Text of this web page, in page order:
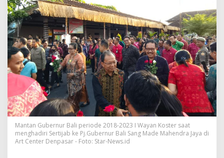
s
M
a
s
a
J
a
b
a
t
a
n
n
y
a
,
Mantan Gubernur Bali periode 2018-2023 I Wayan Koster saat
menghadiri Sertijab ke Pj.Gubernur Bali Sang Made Mahendra Jaya di
Art Center Denpasar - Foto: Star-News.id